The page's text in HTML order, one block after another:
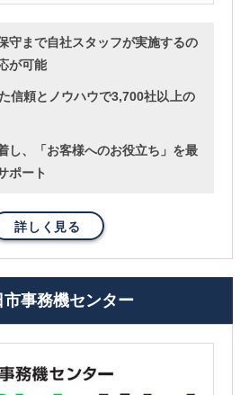
守まで自社スタッフが実施するの
が可能
信頼とノウハウで3,700社以上の
し、「お客様へのお役立ち」を最
ポート
詳しく見る
事務機センター